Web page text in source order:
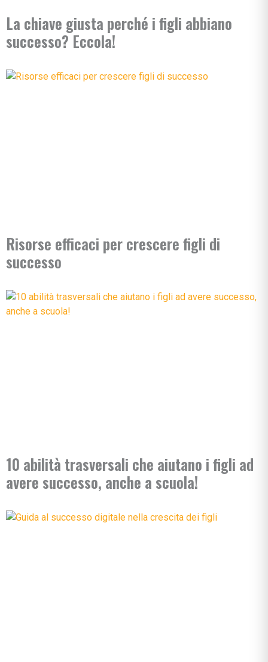
La chiave giusta perché i figli abbiano
successo? Eccola!
Risorse efficaci per crescere figli di
successo
10 abilità trasversali che aiutano i figli ad
avere successo, anche a scuola!